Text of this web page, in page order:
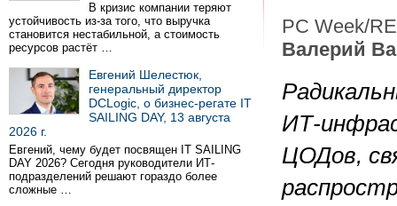
В кризис компании теряют
устойчивость из-за того, что выручка
становится нестабильной, а стоимость
ресурсов растёт …
Евгений Шелестюк,
генеральный директор
DCLogic, о бизнес-регате IT
SAILING DAY, 13 августа
2026 г.
Евгений, чему будет посвящен IT SAILING
DAY 2026? Сегодня руководители ИТ-
подразделений решают гораздо более
сложные …
PC Week/
Валерий
ИТ-
ЦОДов,